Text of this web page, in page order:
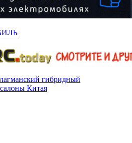
гибридный
Китая